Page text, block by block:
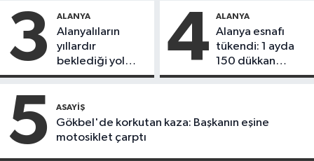
3 ALANYA
Alanyalıların
yıllardır
beklediği yol
askıdan döndü
4 ALANYA
Alanya esnafı
tükendi: 1 ayda
150 dükkan
kapandı
5 ASAYIŞ
Gökbel'de korkutan kaza: Başkanın eşine
motosiklet çarptı